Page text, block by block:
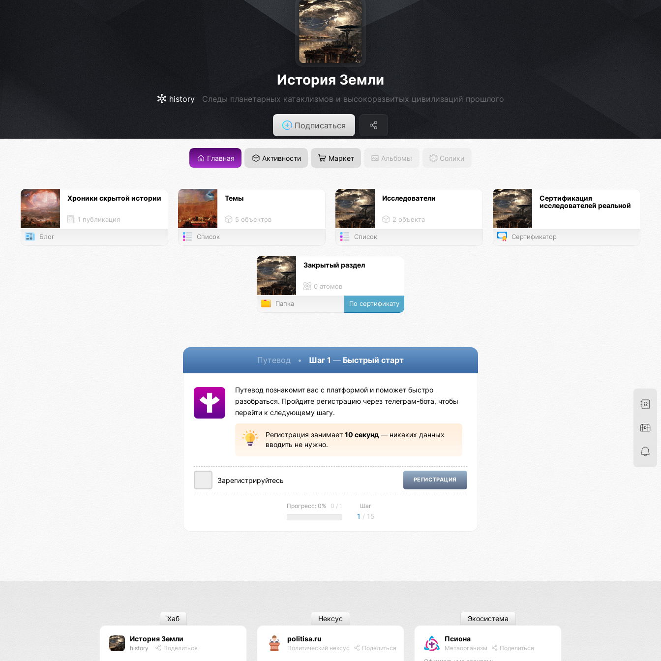
История Земли
history Следы планетарных катаклизмов и высокоразвитых цивилизаций прошлого
Подписаться
Главная Активности Маркет Альбомы Солики
Хроники скрытой истории
1 публикация
Блог
Темы
5 объектов
Список
Исследователи
2 объекта
Список
Сертификация
исследователей реальной
Сертификатор
Закрытый раздел
0 атомов
Папка По сертификату
Путевод • Шаг 1 — Быстрый старт
Путевод познакомит вас с платформой и поможет быстро
разобраться. Пройдите регистрацию через телеграм-бота, чтобы
перейти к следующему шагу.
Регистрация занимает 10 секунд— никаких данных
вводить не нужно.
Зарегистрируйтесь РЕГИСТРАЦИЯ
Прогресс: 0% 0 / 1 Шаг
1 / 15
История Земли
history Поделиться
Хаб
politisa.ru
Политический нексус Поделиться
Нексус
Псиона
Метаорганизм
Поделиться
Экосистема